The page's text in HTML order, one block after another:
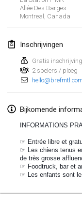
Allée Des Barges
Montreal Canada
Inschrijvingen
Gratis inschrijving
2 spelers / ploeg
hello@brefmtl.com
Bijkomende
INFORMATIONS
☞ Entrée libre et
☞ Les chiens tenus
de très grosse
☞ Foodtruck, bar et
☞ Les enfants sont
Lumi Mölkky
Tournoi de la St
10 feb. 2018|
Faschings-
11 feb. 2018|
24 feb. 2018 |
SM
24 feb. 2018 |